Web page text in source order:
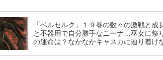
「ベルセルク」１９巻の数々の激戦と成
と不器用で自分勝手なニーナ…巫女に祭
の運命は？なかなかキャスカに辿り着け